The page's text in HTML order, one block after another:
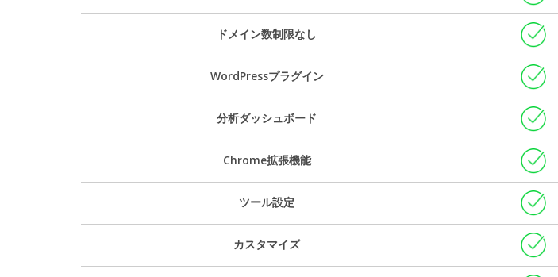
ドメイン数制限なし
WordPressプラグイン
分析ダッシュボード
Chrome拡張機能
ツール設定
カスタマイズ